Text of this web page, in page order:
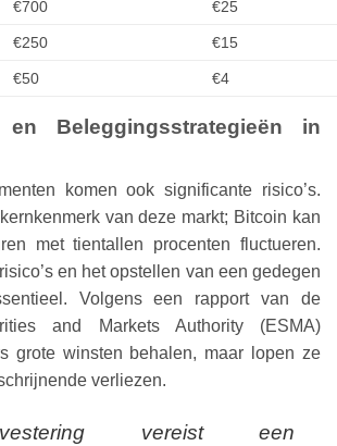
€700 €25
€250 €15
€50 €4
en Beleggingsstrategieën in
komen ook significante risico’s.
van deze markt; Bitcoin kan
met tientallen procenten fluctueren.
en het opstellen van een gedegen
Volgens een rapport van de
and Markets Authority (ESMA)
grote winsten behalen, maar lopen ze
verliezen.
investering vereist een